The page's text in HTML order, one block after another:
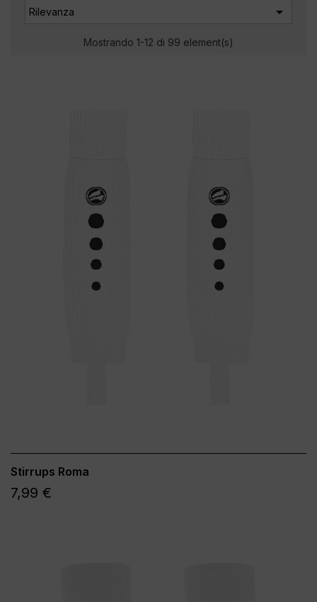
Rilevanza 
Mostrando 1-12 di 99 element(s)
Stirrups Roma
7,99 €